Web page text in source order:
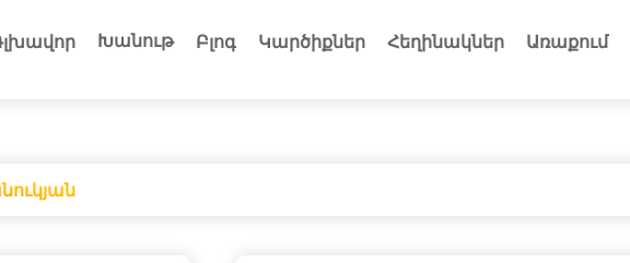
Խանութ Բլոգ Կարծիքներ Հեղինակներ Առաքում